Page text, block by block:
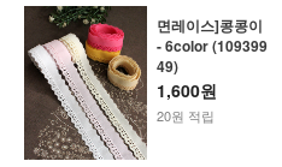
면레이스]콩콩이
- 6color (109399
49)
1,600원
20원 적립